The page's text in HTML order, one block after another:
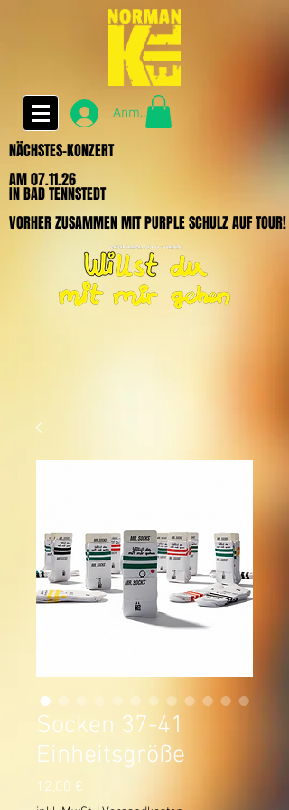
Anmelden
NÄCHSTES-KONZERT
AM 07.11.26
IN BAD TENNSTEDT
VORHER ZUSAMMEN MIT PURPLE SCHULZ AUF TOUR!
NÄCHSTES-KONZERT
AM 07.11.26
IN BAD TENNSTEDT
VORHER ZUSAMMEN MIT PURPLE SCHULZ AUF TOUR!
Socken 37-41
Einheitsgröße
12,00 €